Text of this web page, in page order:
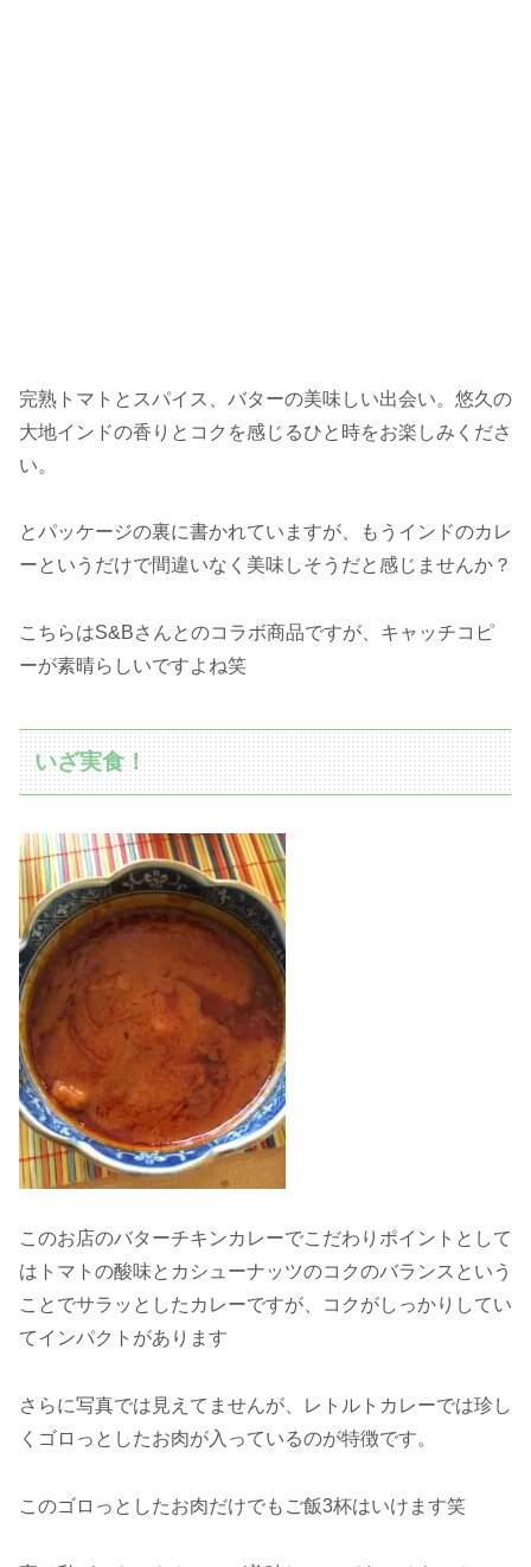
完熟トマトとスパイス、バターの美味しい出会い。悠久の
大地インドの香りとコクを感じるひと時をお楽しみくださ
い。
とパッケージの裏に書かれていますが、もうインドのカレ
ーというだけで間違いなく美味しそうだと感じませんか？
こちらはS&Bさんとのコラボ商品ですが、キャッチコピ
ーが素晴らしいですよね笑
いざ実食！
このお店のバターチキンカレーでこだわりポイントとして
はトマトの酸味とカシューナッツのコクのバランスという
ことでサラッとしたカレーですが、コクがしっかりしてい
てインパクトがあります
さらに写真では見えてませんが、レトルトカレーでは珍し
くゴロっとしたお肉が入っているのが特徴です。
このゴロっとしたお肉だけでもご飯3杯はいけます笑